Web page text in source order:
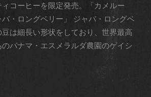
コーヒーを限定発売。「カメルー
・ロングベリー」 ジャバ・ロングベ
は細長い形状をしており、世界最高
パナマ・エスメラルダ農園のゲイシ